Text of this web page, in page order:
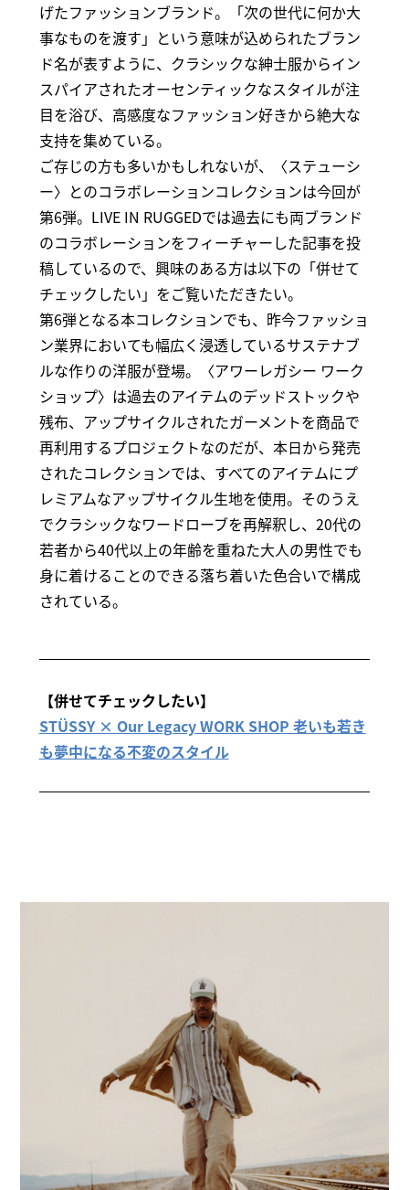
げたファッションブランド。「次の世代に何か大
事なものを渡す」という意味が込められたブラン
ド名が表すように、クラシックな紳士服からイン
スパイアされたオーセンティックなスタイルが注
目を浴び、高感度なファッション好きから絶大な
支持を集めている。
ご存じの方も多いかもしれないが、〈ステューシ
ー〉とのコラボレーションコレクションは今回が
第6弾。LIVE IN RUGGEDでは過去にも両ブランド
のコラボレーションをフィーチャーした記事を投
稿しているので、興味のある方は以下の「併せて
チェックしたい」をご覧いただきたい。
第6弾となる本コレクションでも、昨今ファッショ
ン業界においても幅広く浸透しているサステナブ
ルな作りの洋服が登場。〈アワーレガシー ワーク
ショップ〉は過去のアイテムのデッドストックや
残布、アップサイクルされたガーメントを商品で
再利用するプロジェクトなのだが、本日から発売
されたコレクションでは、すべてのアイテムにプ
レミアムなアップサイクル生地を使用。そのうえ
でクラシックなワードローブを再解釈し、20代の
若者から40代以上の年齢を重ねた大人の男性でも
身に着けることのできる落ち着いた色合いで構成
されている。
【併せてチェックしたい】
STÜSSY × Our Legacy WORK SHOP 老いも若き
も夢中になる不変のスタイル